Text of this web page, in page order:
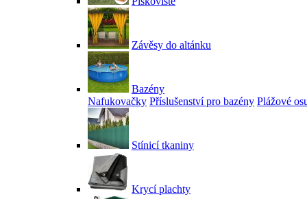
Závěsy do altánku
Bazény
Nafukovačky Příslušenství pro bazény Plážové
Stínicí tkaniny
Krycí plachty